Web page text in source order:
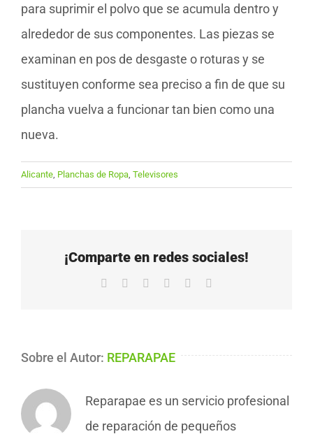
para suprimir el polvo que se acumula dentro y
alrededor de sus componentes. Las piezas se
examinan en pos de desgaste o roturas y se
sustituyen conforme sea preciso a fin de que su
plancha vuelva a funcionar tan bien como una
nueva.
Alicante Planchas de Ropa Televisores
¡Comparte en redes sociales!
Facebook LinkedInWhatsApp
Pinterest
Sobre el Autor: REPARAPAE
Reparapae es un servicio profesional
de reparación de pequeños